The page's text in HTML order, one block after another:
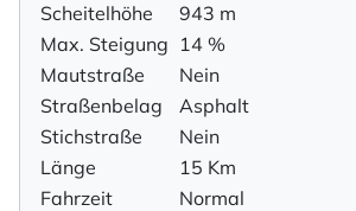
Scheitelhöhe
943 m
Max. Steigung 14 %
Mautstraße
Nein
Straßenbelag
Asphalt
Stichstraße
Nein
Länge
15 Km
Fahrzeit
Normal